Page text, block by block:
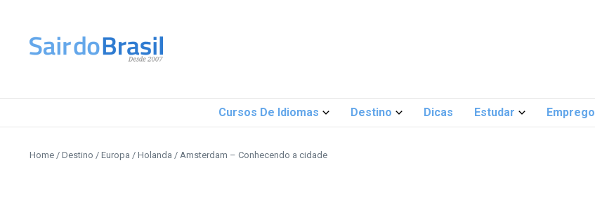
Cursos De Idiomas Destino Dicas Estudar Emprego
Home / Destino / Europa / Holanda / Amsterdam – Conhecendo a cidade